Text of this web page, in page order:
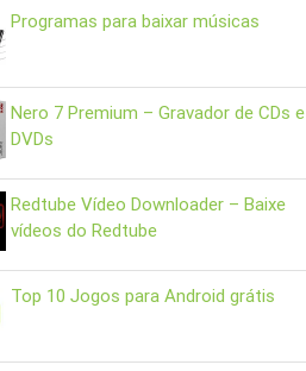
Programas para baixar músicas
Nero 7 Premium – Gravador de CDs e
DVDs
Redtube Vídeo Downloader – Baixe
vídeos do Redtube
Top 10 Jogos para Android grátis